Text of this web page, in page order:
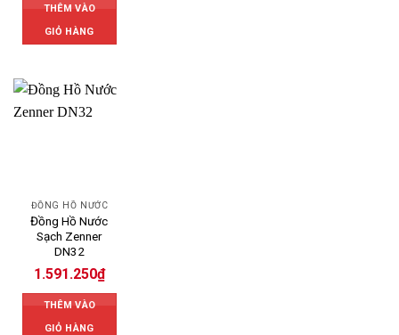
THÊM VÀO
GIỎ HÀNG
ĐỒNG HỒ NƯỚC
Đồng Hồ Nước
Sạch Zenner
DN32
1.591.250₫
THÊM VÀO
GIỎ HÀNG